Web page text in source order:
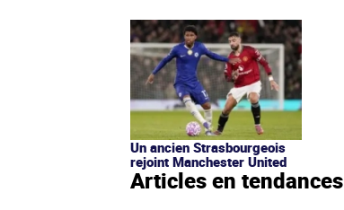
Un ancien Strasbourgeois
rejoint Manchester United
Articles en tendances